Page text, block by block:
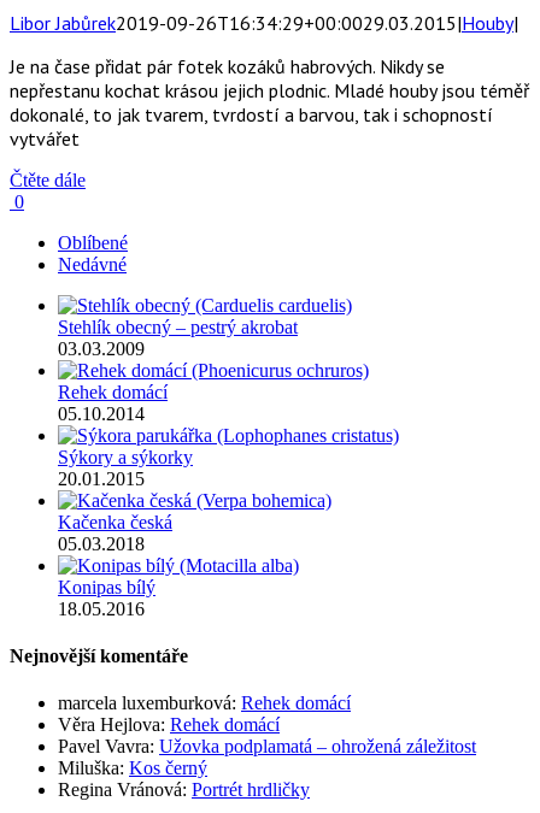
Libor Jabůrek2019-09-26T16:34:29+00:0029.03.2015|Houby|
Je na čase přidat pár fotek kozáků habrových. Nikdy se
nepřestanu kochat krásou jejich plodnic. Mladé houby jsou téměř
dokonalé, to jak tvarem, tvrdostí a barvou, tak i schopností
vytvářet
Čtěte dále
0
Oblíbené
Nedávné
Stehlík obecný – pestrý akrobat
03.03.2009
Rehek domácí
05.10.2014
Sýkory a sýkorky
20.01.2015
Kačenka česká
05.03.2018
Konipas bílý
18.05.2016
Nejnovější komentáře
marcela luxemburková: Rehek domácí
Věra Hejlova: Rehek domácí
Pavel Vavra: Užovka podplamatá – ohrožená záležitost
Miluška: Kos černý
Regina Vránová: Portrét hrdličky